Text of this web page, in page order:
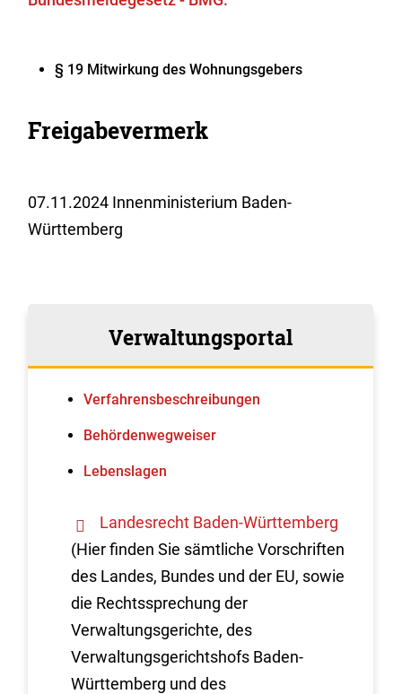
§ 19 Mitwirkung des Wohnungsgebers
Freigabevermerk
07.11.2024 Innenministerium Baden-
Württemberg
Verwaltungsportal
Verfahrens­beschreibungen
Behördenwegweiser
Lebenslagen
Landesrecht Baden-Württemberg
(Hier finden Sie sämtliche Vorschriften
des Landes, Bundes und der EU, sowie
die Rechtssprechung der
Verwaltungsgerichte, des
Verwaltungsgerichtshofs Baden-
Württemberg und des